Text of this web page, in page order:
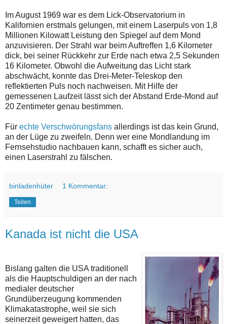
Im August 1969 war es dem Lick-Observatorium in
Kalifornien erstmals gelungen, mit einem Laserpuls von 1,8
Millionen Kilowatt Leistung den Spiegel auf dem Mond
anzuvisieren. Der Strahl war beim Auftreffen 1,6 Kilometer
dick, bei seiner Rückkehr zur Erde nach etwa 2,5 Sekunden
16 Kilometer. Obwohl die Aufweitung das Licht stark
abschwächt, konnte das Drei-Meter-Teleskop den
reflektierten Puls noch nachweisen. Mit Hilfe der
gemessenen Laufzeit lässt sich der Abstand Erde-Mond auf
20 Zentimeter genau bestimmen.
Für echte Verschwörungsfans allerdings ist das kein Grund,
an der Lüge zu zweifeln. Denn wer eine Mondlandung im
Fernsehstudio nachbauen kann, schafft es sicher auch,
einen Laserstrahl zu fälschen.
binladenhüter 1 Kommentar:
Teilen
Kanada ist nicht die USA
Bislang galten die USA traditionell
als die Hauptschuldigen an der nach
medialer deutscher
Grundüberzeugung kommenden
Klimakatastrophe, weil sie sich
seinerzeit geweigert hatten, das